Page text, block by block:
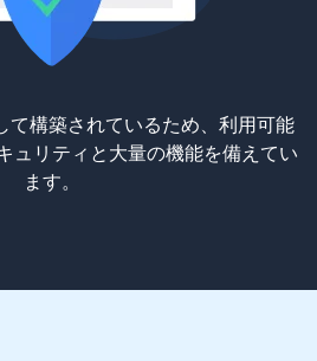
構築されているため、利用可能
ュリティと大量の機能を備えてい
ます。